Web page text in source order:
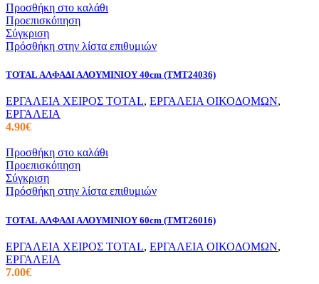
Προσθήκη στο καλάθι
Προεπισκόπηση
Σύγκριση
Πρόσθήκη στην λίστα επιθυμιών
TOTAL ΑΛΦΑΔΙ ΑΛΟΥΜΙΝΙΟΥ 40cm (TMT24036)
ΕΡΓΑΛΕΙΑ ΧΕΙΡΟΣ TOTAL, ΕΡΓΑΛΕΙΑ ΟΙΚΟΔΟΜΩΝ,
ΕΡΓΑΛΕΙΑ
4.90€
Προσθήκη στο καλάθι
Προεπισκόπηση
Σύγκριση
Πρόσθήκη στην λίστα επιθυμιών
TOTAL ΑΛΦΑΔΙ ΑΛΟΥΜΙΝΙΟΥ 60cm (TMT26016)
ΕΡΓΑΛΕΙΑ ΧΕΙΡΟΣ TOTAL, ΕΡΓΑΛΕΙΑ ΟΙΚΟΔΟΜΩΝ,
ΕΡΓΑΛΕΙΑ
7.00€